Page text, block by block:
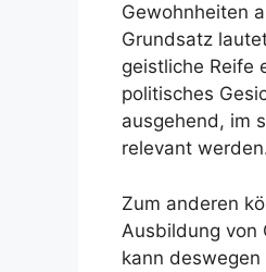
Gewohnheiten
Grundsatz
geistliche Reife
politisches
ausgehend, im
relevant
Zum anderen
Ausbildung von
kann